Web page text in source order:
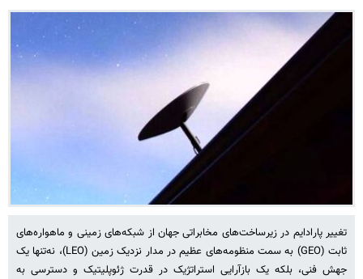
تغییر پارادایم در زیرساخت‌های مخابراتی جهان از شبکه‌های زمینی و ماهواره‌های
ثابت (GEO) به سمت منظومه‌های عظیم در مدار نزدیک زمین (LEO)، نه‌تنها یک
جهش فنی، بلکه یک بازآرایی استراتژیک در قدرت ژئوپلیتیک و دسترسی به